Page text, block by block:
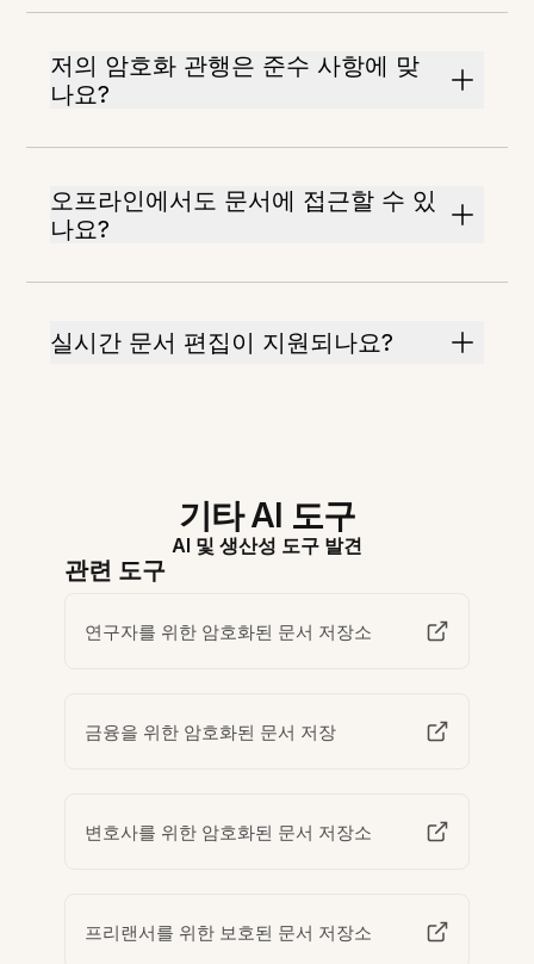
저의 암호화 관행은 준수 사항에 맞
나요?
오프라인에서도 문서에 접근할 수 있
나요?
실시간 문서 편집이 지원되나요?
기타 AI 도구
AI 및 생산성 도구 발견
관련 도구
연구자를 위한 암호화된 문서 저장소
금융을 위한 암호화된 문서 저장
변호사를 위한 암호화된 문서 저장소
프리랜서를 위한 보호된 문서 저장소